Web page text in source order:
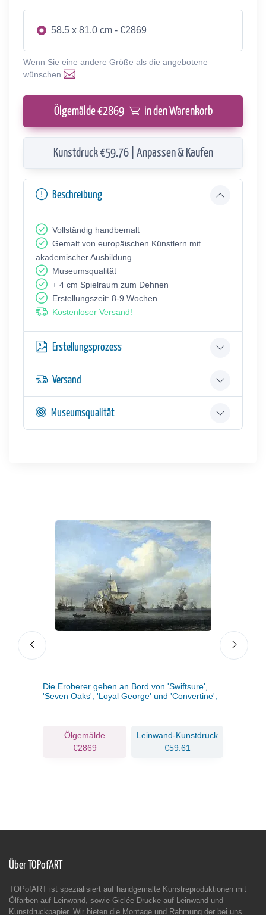
58.5 x 81.0 cm - €2869
Wenn Sie eine andere Größe als die angebotene
wünschen
Ölgemälde €2869 in den Warenkorb
Kunstdruck €59.76 | Anpassen & Kaufen
Beschreibung
Vollständig handbemalt
Gemalt von europäischen Künstlern mit
akademischer Ausbildung
Museumsqualität
+ 4 cm Spielraum zum Dehnen
Erstellungszeit: 8-9 Wochen
Kostenloser Versand!
Erstellungsprozess
Versand
Museumsqualität
Die Eroberer gehen an Bord von 'Swiftsure',
'Seven Oaks', 'Loyal George' und 'Convertine',
Ölgemälde
€2869
Leinwand-Kunstdruck
€59.61
Über TOPofART
TOPofART ist spezialisiert auf handgemalte Kunstreproduktionen mit
Ölfarben auf Leinwand, sowie Giclée-Drucke auf Leinwand und
Kunstdruckpapier. Wir bieten die Montage und Rahmung der bei uns